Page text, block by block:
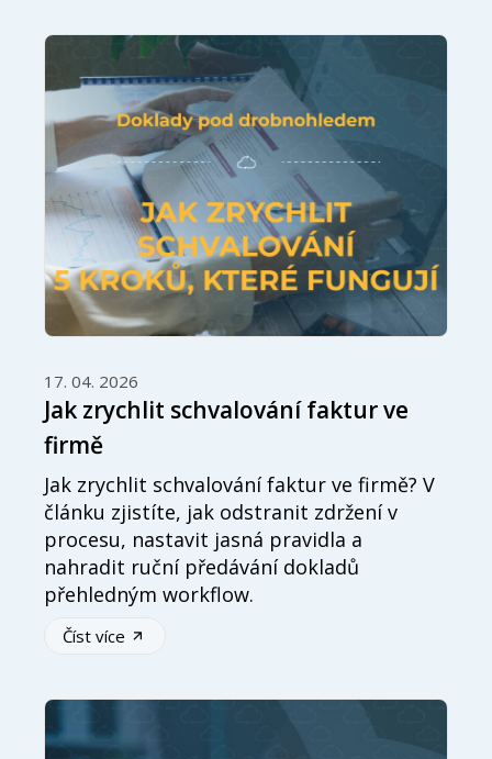
17. 04. 2026
Jak zrychlit schvalování faktur ve
firmě
Jak zrychlit schvalování faktur ve firmě? V
článku zjistíte, jak odstranit zdržení v
procesu, nastavit jasná pravidla a
nahradit ruční předávání dokladů
přehledným workflow.
Číst více